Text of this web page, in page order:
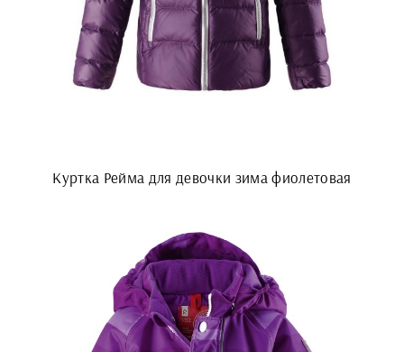
Куртка Рейма для девочки зима фиолетовая